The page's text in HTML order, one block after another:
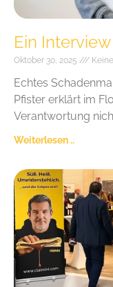
Ein
Oktober 30, 2025
Echtes
Pfister erklärt im
Verantwortung
Weiterlesen ..